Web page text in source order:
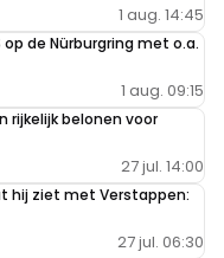
1 aug. 14:45
op de Nürburgring met o.a.
1 aug. 09:15
rijkelijk belonen voor
27 jul. 14:00
hij ziet met Verstappen:
27 jul. 06:30